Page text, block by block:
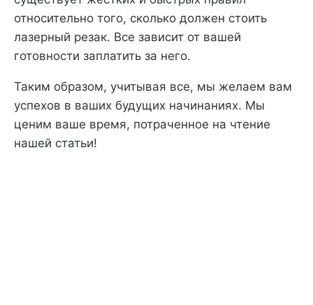
относительно того, сколько должен стоить
лазерный резак. Все зависит от вашей
готовности заплатить за него.
Таким образом, учитывая все, мы желаем вам
успехов в ваших будущих начинаниях. Мы
ценим ваше время, потраченное на чтение
нашей статьи!